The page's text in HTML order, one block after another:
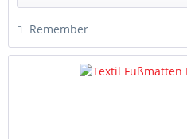
Remember